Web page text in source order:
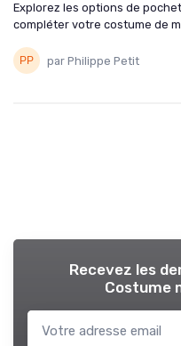
Explorez les options de
compléter votre costume de
par Philippe Petit
Recevez les
Costume